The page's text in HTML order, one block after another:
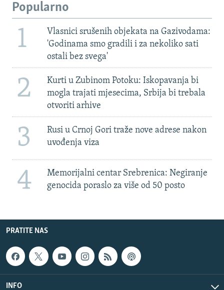
Popularno
1
Vlasnici srušenih objekata na Gazivodama:
'Godinama smo gradili i za nekoliko sati
ostali bez svega'
2
Kurti u Zubinom Potoku: Iskopavanja bi
mogla trajati mjesecima, Srbija bi trebala
otvoriti arhive
3
Rusi u Crnoj Gori traže nove adrese nakon
uvođenja viza
4
Memorijalni centar Srebrenica: Negiranje
genocida poraslo za više od 50 posto
PRATITE NAS
INFO